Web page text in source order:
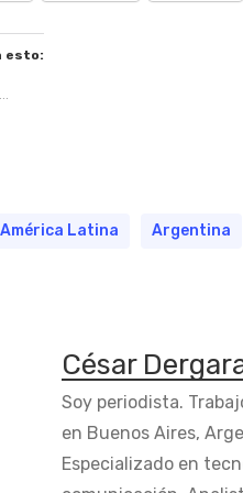
esto:
América Latina Argentina
César
Soy periodista.
en Buenos Aires,
Especializado en